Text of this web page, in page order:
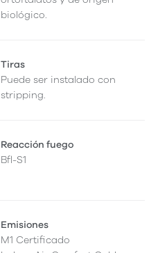
biológico.
Tiras
Puede ser instalado con
stripping.
Reacción fuego
Bfl-S1
Emisiones
M1 Certificado